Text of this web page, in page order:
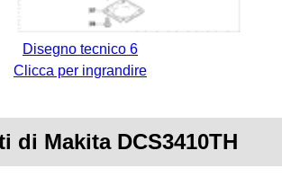
Disegno tecnico 6
Clicca per ingrandire
di Makita DCS3410TH